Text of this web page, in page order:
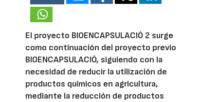
El proyecto BIOENCAPSULACIÓ 2 surge
como continuación del proyecto previo
BIOENCAPSULACIÓ, siguiendo con la
necesidad de reducir la utilización de
productos químicos en agricultura,
mediante la reducción de productos